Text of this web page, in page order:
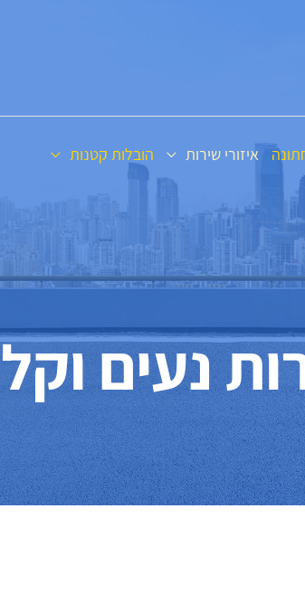
איזורי שירות הובלות קטנות
נעים וקל